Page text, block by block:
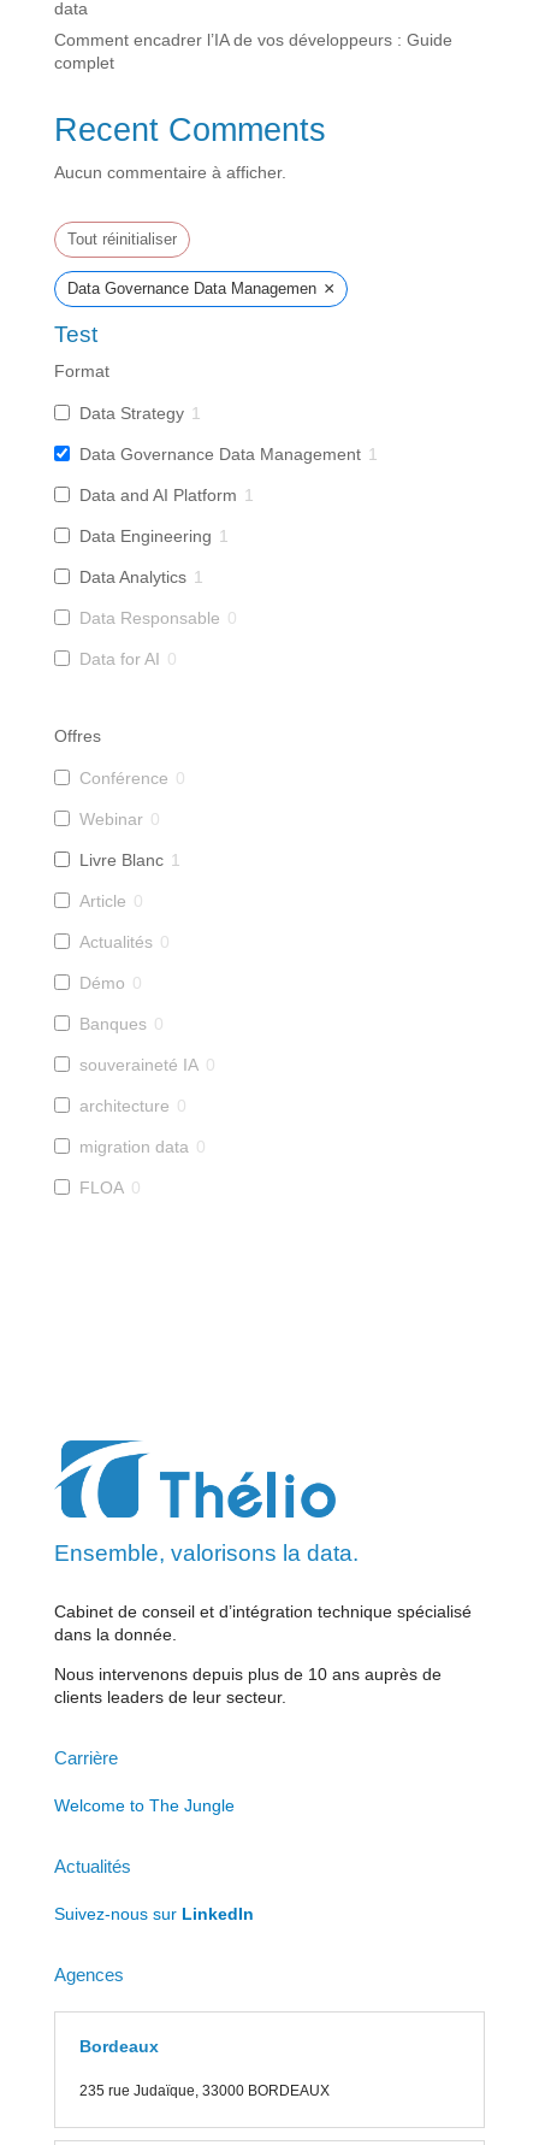
data
Comment encadrer l’IA de vos développeurs : Guide
complet
Recent Comments
Aucun commentaire à afficher.
Tout réinitialiser
Data Governance Data Management ×
Test
Format
Data Strategy 1
Data Governance Data Management 1
Data and AI Platform 1
Data Engineering 1
Data Analytics 1
Data Responsable 0
Data for AI 0
Offres
Conférence 0
Webinar 0
Livre Blanc 1
Article 0
Actualités 0
Démo 0
Banques 0
souveraineté IA 0
architecture 0
migration data 0
FLOA 0
Ensemble, valorisons la data.
Cabinet de conseil et d’intégration technique spécialisé
dans la donnée.
Nous intervenons depuis plus de 10 ans auprès de
clients leaders de leur secteur.
Carrière
Welcome to The Jungle
Actualités
Suivez-nous sur LinkedIn
Agences
Bordeaux
235 rue Judaïque, 33000 BORDEAUX